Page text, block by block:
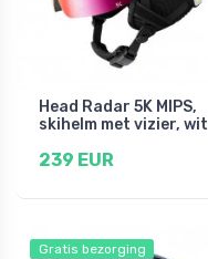
Head Radar 5K MIPS,
skihelm met vizier, wit
239 EUR
Gratis bezorging